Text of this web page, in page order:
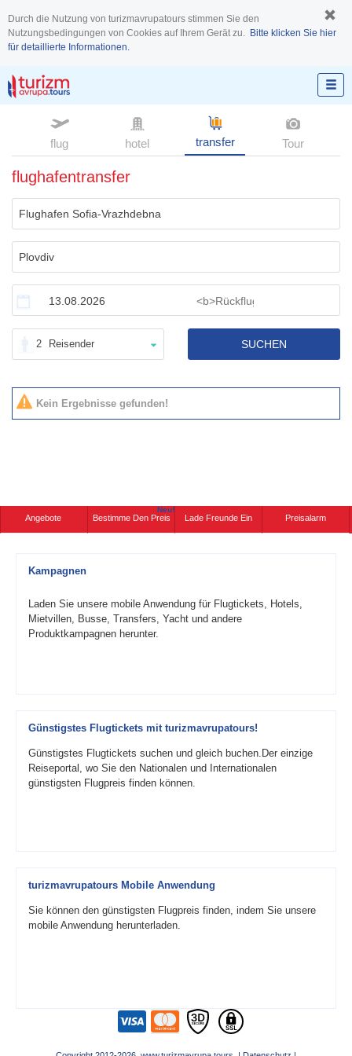
Durch die Nutzung von turizmavrupatours stimmen Sie den
Nutzungsbedingungen von Cookies auf Ihrem Gerät zu. Bitte klicken Sie hier
für detaillierte Informationen.
flug hotel transfer Tour
flughafentransfer
2 Reisender SUCHEN
Kein Ergebnisse gefunden!
Angebote Bestimme Den Preis
Neu!
Lade Freunde Ein Preisalarm
Kampagnen
Laden Sie unsere mobile Anwendung für Flugtickets, Hotels,
Mietvillen, Busse, Transfers, Yacht und andere
Produktkampagnen herunter.
Günstigstes Flugtickets mit turizmavrupatours!
Günstigstes Flugtickets suchen und gleich buchen.Der einzige
Reiseportal, wo Sie den Nationalen und Internationalen
günstigsten Flugpreis finden können.
turizmavrupatours Mobile Anwendung
Sie können den günstigsten Flugpreis finden, indem Sie unsere
mobile Anwendung herunterladen.